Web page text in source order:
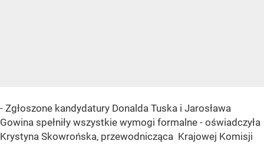
- Zgłoszone kandydatury Donalda Tuska i Jarosława
Gowina spełniły wszystkie wymogi formalne - oświadczyła
Krystyna Skowrońska, przewodnicząca Krajowej Komisji